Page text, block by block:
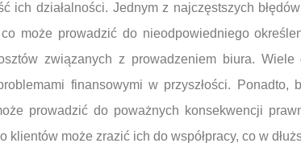
ich działalności. Jednym z najczęstszych
może prowadzić do nieodpowiedniego
związanych z prowadzeniem biura.
finansowymi w przyszłości.
prowadzić do poważnych konsekwencji
klientów może zrazić ich do współpracy, co w